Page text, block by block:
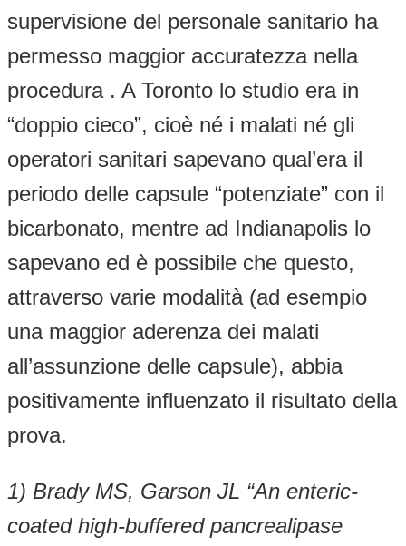
supervisione del personale sanitario ha
permesso maggior accuratezza nella
procedura . A Toronto lo studio era in
“doppio cieco”, cioè né i malati né gli
operatori sanitari sapevano qual’era il
periodo delle capsule “potenziate” con il
bicarbonato, mentre ad Indianapolis lo
sapevano ed è possibile che questo,
attraverso varie modalità (ad esempio
una maggior aderenza dei malati
all’assunzione delle capsule), abbia
positivamente influenzato il risultato della
prova.
1) Brady MS, Garson JL “An enteric-
coated high-buffered pancrealipase